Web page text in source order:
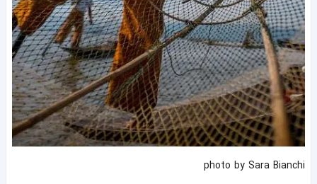
photo by Sara Bianchi